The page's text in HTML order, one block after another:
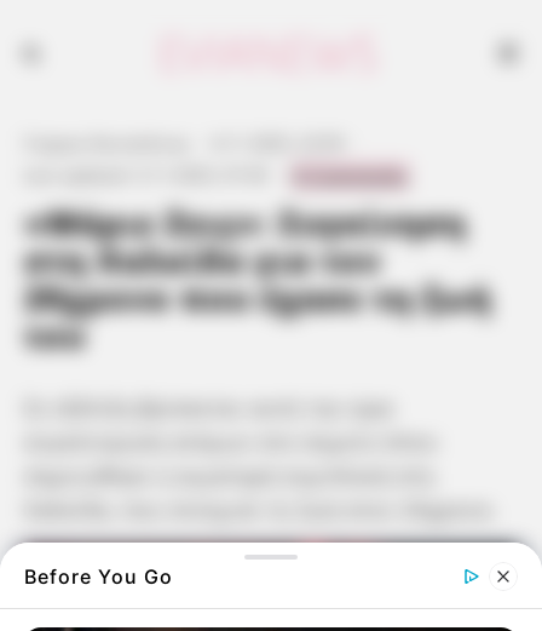
«Μάριε Ζεις»: Συγκίνηση
στη Χαλκίδα για τον
20χρονο που έχασε τη ζωή
του
Before You Go